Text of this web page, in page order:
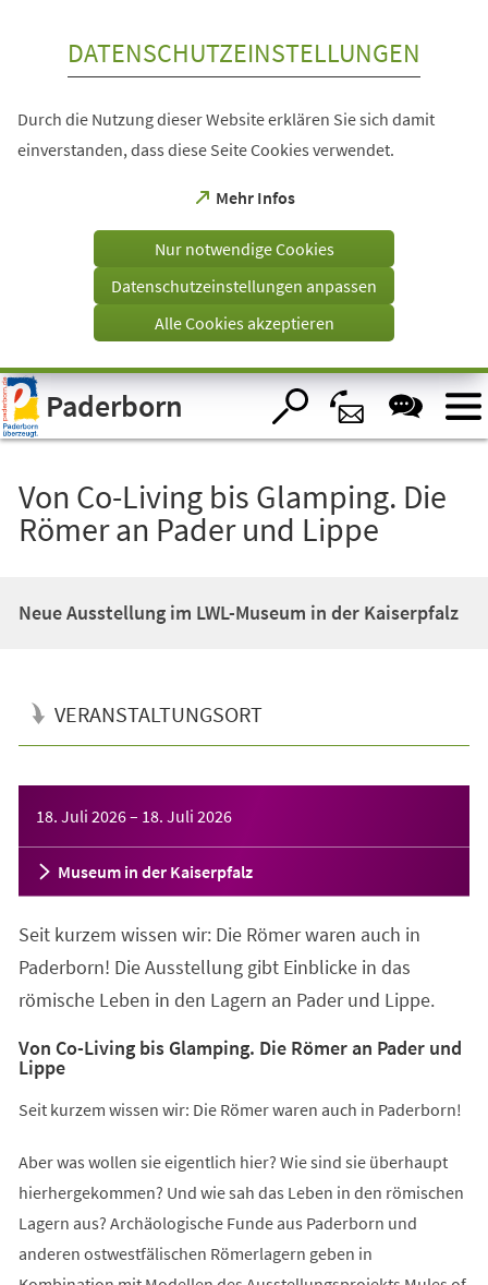
Visuelle
Assistenzsoftware
öffnen.
DATENSCHUTZEINSTELLUNGEN
Durch die Nutzung dieser Website erklären Sie sich damit
einverstanden, dass diese Seite Cookies verwendet.
Mehr Infos
(Öffnet
einem
Tab)
Nur notwendige Cookies
Datenschutzeinstellungen anpassen
Alle Cookies akzeptieren
Paderborn
Von Co-Living bis Glamping. Die
Römer an Pader und Lippe
Neue Ausstellung im LWL-Museum in der Kaiserpfalz
VERANSTALTUNGSORT
18. Juli 2026– 18. Juli 2026
Museum in der Kaiserpfalz
Seit kurzem wissen wir: Die Römer waren auch in
Paderborn! Die Ausstellung gibt Einblicke in das
römische Leben in den Lagern an Pader und Lippe.
Von Co-Living bis Glamping. Die Römer an Pader und
Lippe
Seit kurzem wissen wir: Die Römer waren auch in Paderborn!
Aber was wollen sie eigentlich hier? Wie sind sie überhaupt
hierhergekommen? Und wie sah das Leben in den römischen
Lagern aus? Archäologische Funde aus Paderborn und
anderen ostwestfälischen Römerlagern geben in